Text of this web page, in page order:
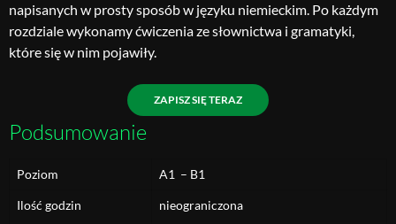
napisanych w prosty sposób w języku niemieckim. Po każdym
rozdziale wykonamy ćwiczenia ze słownictwa i gramatyki,
które się w nim pojawiły.
ZAPISZ SIĘ TERAZ
Podsumowanie
Poziom A1 – B1
Ilość godzin nieograniczona